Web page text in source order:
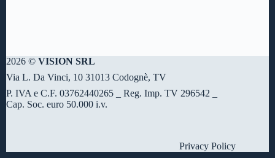
2026 © VISION SRL
Via L. Da Vinci, 10 31013 Codognè, TV
P. IVA e C.F. 03762440265 _ Reg. Imp. TV 296542 _
Cap. Soc. euro 50.000 i.v.
Privacy Policy